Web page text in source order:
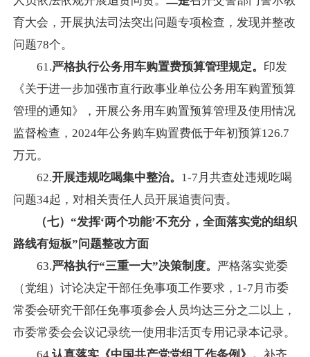
育大会，开展执法司法突出问题专项检查，发现并整改
问题78个。
61.严格执行公务用车购置费预算管理规定。 印发
《关于进一步加强市直行政事业单位公务用车购置预算
管理的通知》，开展公务用车购置预算管理及使用情况
监督检查，2024年公务购车购置费低于年初预算126.7
万元。
62.开展违规吃喝集中整治。 1-7月共查处违规吃喝
问题34起，对相关责任人员开展追责问责。
（七）“发挥‘两个功能’不充分，全面落实党的组织
路线有短板”问题整改方面
63.严格执行“三重一大”决策制度。
严格落实党委
（党组）讨论决定干部任免事项工作要求，1-7月市委
常委会研究干部任免事项参会人员均达三分之二以上，
市委常委会会议记录统一使用非活页专用记录本记录。